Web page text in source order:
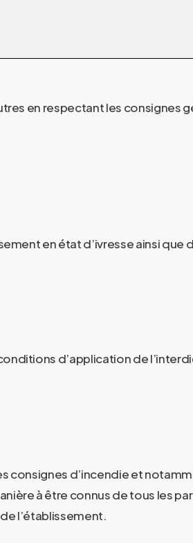
en respectant les consignes
en état d’ivresse ainsi
d’application de
consignes d’incendie et
à être connus de tous les
l’établissement.